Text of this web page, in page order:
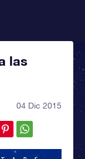
las
04 Dic 2015